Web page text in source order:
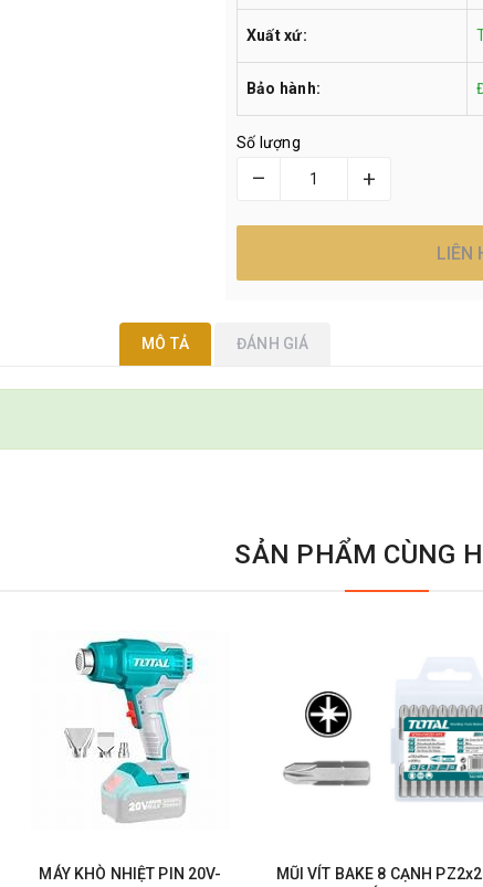
Xuất xứ:
Bảo hành:
Số lượng
– +
LIÊN
MÔ TẢ ĐÁNH GIÁ
SẢN PHẨM CÙNG
MÁY KHÒ NHIỆT PIN 20V-
MŨI VÍT BAKE 8 CẠNH